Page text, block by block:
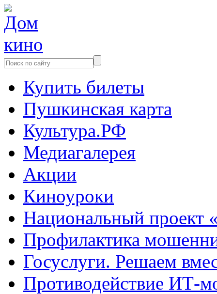
Купить билеты
Пушкинская карта
Культура.РФ
Медиагалерея
Акции
Киноуроки
Национальный проект
Профилактика
Госуслуги. Решаем
Противодействие ИТ-